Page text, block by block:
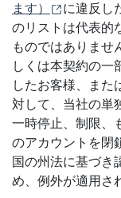
ます）
（別ウィ
に違反し
のリストは代表的
ものではありませ
しくは本契約の一
したお客様、また
対して、当社の単
一時停止、制限、
のアカウントを閉
国の州法に基づき
め、例外が適用さ